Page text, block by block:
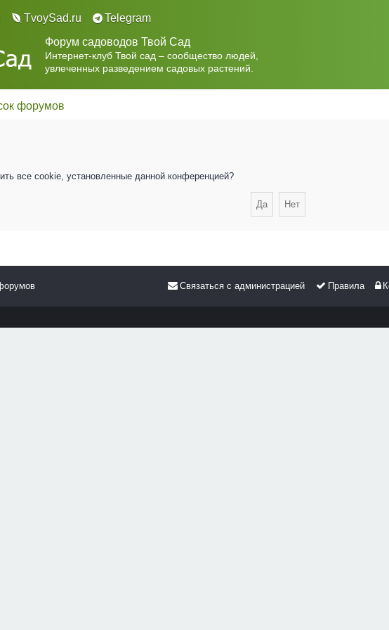
TvoySad.ru
Telegram
Форум садоводов Твой Сад
Интернет-клуб Твой сад – сообщество людей,
увлеченных разведением садовых растений.
форумов
все cookie, установленные данной конференцией?
Правила
Связаться с администрацией